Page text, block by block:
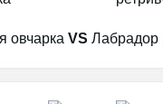
овчарка VS Лабрадор